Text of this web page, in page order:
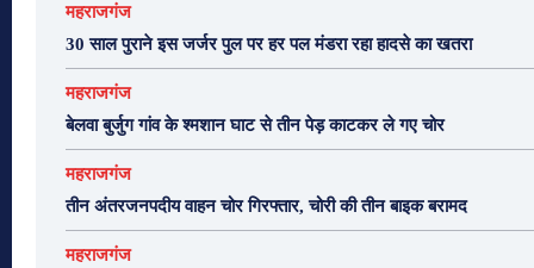
महराजगंज
30 साल पुराने इस जर्जर पुल पर हर पल मंडरा रहा हादसे का खतरा
महराजगंज
बेलवा बुर्जुग गांव के श्मशान घाट से तीन पेड़ काटकर ले गए चोर
महराजगंज
तीन अंतरजनपदीय वाहन चोर गिरफ्तार, चोरी की तीन बाइक बरामद
महराजगंज